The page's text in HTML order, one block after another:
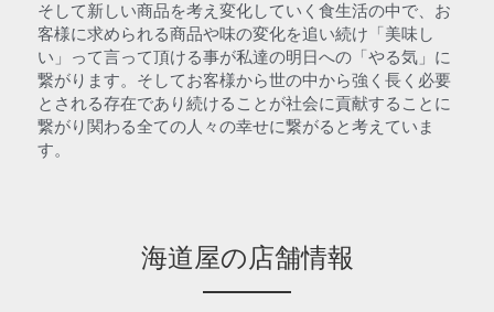
そして新しい商品を考え変化していく食生活の中で、お
客様に求められる商品や味の変化を追い続け「美味し
い」って言って頂ける事が私達の明日への「やる気」に
繋がります。そしてお客様から世の中から強く長く必要
とされる存在であり続けることが社会に貢献することに
繋がり関わる全ての人々の幸せに繋がると考えていま
す。
海道屋の店舗情報